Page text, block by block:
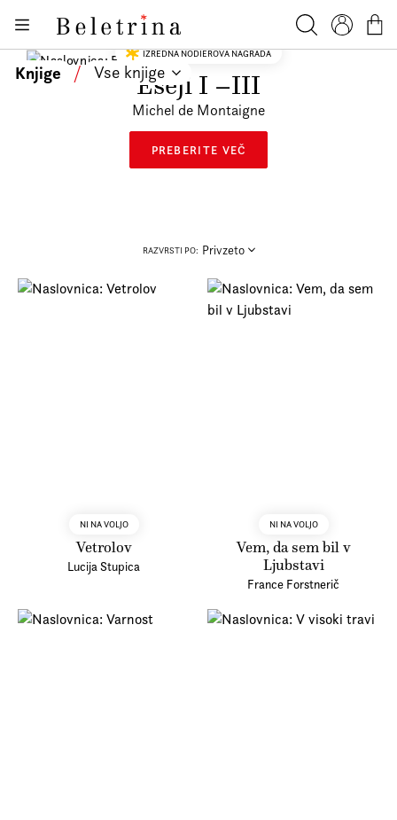
Beletrina
Knjige
Bralniki
Darilni e-boni
Knjige / Vse knjige
IZREDNA NODIEROVA NAGRADA
Eseji I –III
Michel de Montaigne
PREBERITE VEČ
RAZVRSTI PO: Privzeto
NI NA VOLJO
Vetrolov
Lucija Stupica
NI NA VOLJO
Vem, da sem bil v
Ljubstavi
France Forstnerič